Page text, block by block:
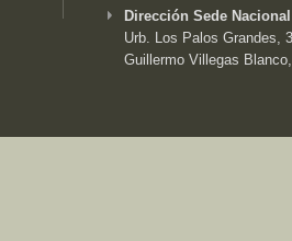
Dirección Sede
Urb. Los Palos Grandes,
Guillermo Villegas